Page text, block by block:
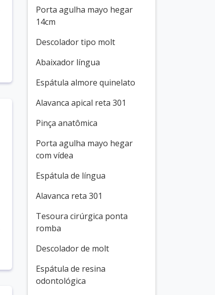
Porta agulha mayo hegar
14cm
Descolador tipo molt
Abaixador língua
Espátula almore quinelato
Alavanca apical reta 301
Pinça anatômica
Porta agulha mayo hegar
com vídea
Espátula de língua
Alavanca reta 301
Tesoura cirúrgica ponta
romba
Descolador de molt
Espátula de resina
odontológica